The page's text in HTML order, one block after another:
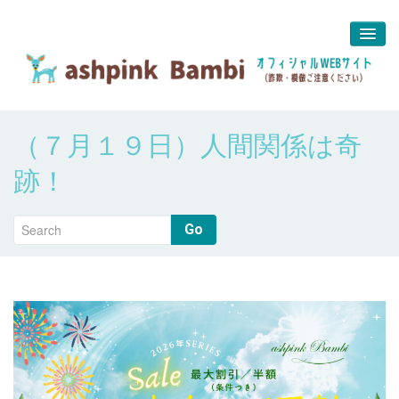
about us
堀江 真代
（７月１９日）人間関係は奇
跡！
Go